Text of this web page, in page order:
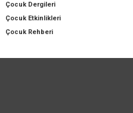
Çocuk Dergileri
Çocuk Etkinlikleri
Çocuk Rehberi